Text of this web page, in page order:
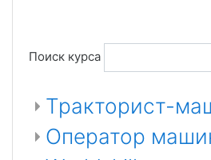
Поиск курса
Тракторист-
Оператор